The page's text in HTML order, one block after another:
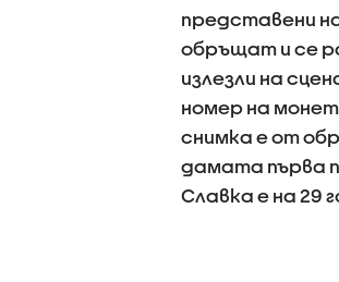
представени
обръщат и се
излезли на
номер на
снимка е от
дамата първа
Славка е на 29